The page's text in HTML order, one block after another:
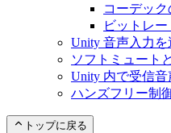
コーデック
ビットレ
Unity 音声入力
ソフトミュート
Unity 内で受信
ハンズフリー制
トップに戻る